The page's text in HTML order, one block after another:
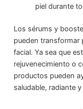
piel durante
Los sérums y
pueden transformar
facial. Ya sea que
rejuvenecimiento o
productos pueden
saludable, radiante y